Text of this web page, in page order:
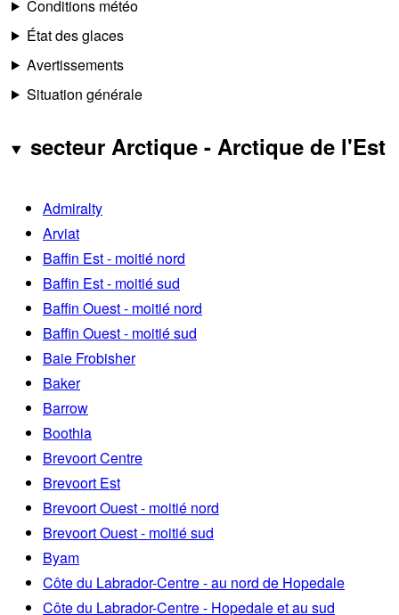
Conditions météo
État des glaces
Avertissements
Situation générale
secteur Arctique - Arctique de l'Est
Admiralty
Arviat
Baffin Est - moitié nord
Baffin Est - moitié sud
Baffin Ouest - moitié nord
Baffin Ouest - moitié sud
Baie Frobisher
Baker
Barrow
Boothia
Brevoort Centre
Brevoort Est
Brevoort Ouest - moitié nord
Brevoort Ouest - moitié sud
Byam
Côte du Labrador-Centre - au nord de Hopedale
Côte du Labrador-Centre - Hopedale et au sud